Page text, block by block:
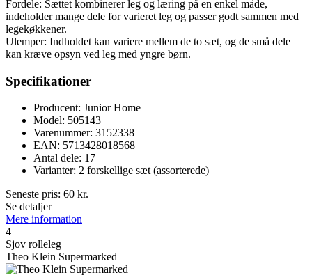
Fordele: Sættet kombinerer leg og læring på en enkel måde,
indeholder mange dele for varieret leg og passer godt sammen med
legekøkkener.
Ulemper: Indholdet kan variere mellem de to sæt, og de små dele
kan kræve opsyn ved leg med yngre børn.
Specifikationer
Producent: Junior Home
Model: 505143
Varenummer: 3152338
EAN: 5713428018568
Antal dele: 17
Varianter: 2 forskellige sæt (assorterede)
Seneste pris: 60 kr.
Se detaljer
Mere information
4
Sjov rolleleg
Theo Klein Supermarked